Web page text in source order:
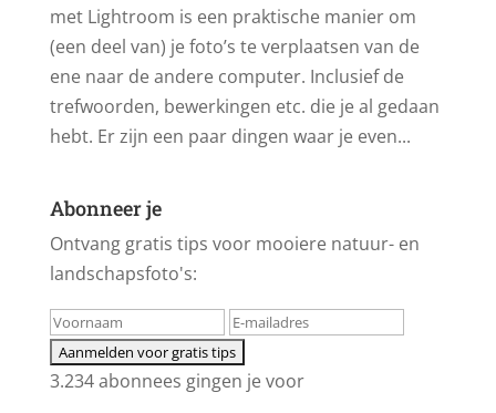
met Lightroom is een praktische manier om
(een deel van) je foto’s te verplaatsen van de
ene naar de andere computer. Inclusief de
trefwoorden, bewerkingen etc. die je al gedaan
hebt. Er zijn een paar dingen waar je even...
Abonneer je
Ontvang gratis tips voor mooiere natuur- en
landschapsfoto's:
3.234 abonnees gingen je voor